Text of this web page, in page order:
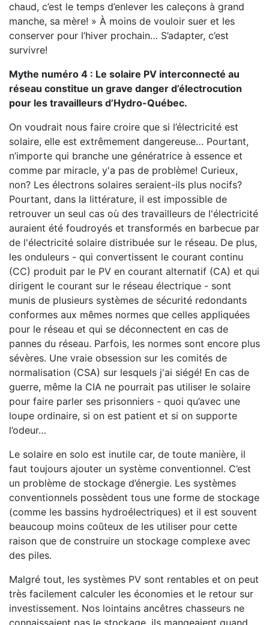
chaud, c’est le temps d’enlever les caleçons à grand
manche, sa mère! » À moins de vouloir suer et les
conserver pour l’hiver prochain… S’adapter, c’est
survivre!
Mythe numéro 4 : Le solaire PV interconnecté au
réseau constitue un grave danger d’électrocution
pour les travailleurs d’Hydro-Québec.
On voudrait nous faire croire que si l’électricité est
solaire, elle est extrêmement dangereuse… Pourtant,
n’importe qui branche une génératrice à essence et
comme par miracle, y'a pas de problème! Curieux,
non? Les électrons solaires seraient-ils plus nocifs?
Pourtant, dans la littérature, il est impossible de
retrouver un seul cas où des travailleurs de l'électricité
auraient été foudroyés et transformés en barbecue par
de l'électricité solaire distribuée sur le réseau. De plus,
les onduleurs - qui convertissent le courant continu
(CC) produit par le PV en courant alternatif (CA) et qui
dirigent le courant sur le réseau électrique - sont
munis de plusieurs systèmes de sécurité redondants
conformes aux mêmes normes que celles appliquées
pour le réseau et qui se déconnectent en cas de
pannes du réseau. Parfois, les normes sont encore plus
sévères. Une vraie obsession sur les comités de
normalisation (CSA) sur lesquels j'ai siégé! En cas de
guerre, même la CIA ne pourrait pas utiliser le solaire
pour faire parler ses prisonniers - quoi qu’avec une
loupe ordinaire, si on est patient et si on supporte
l’odeur…
Le solaire en solo est inutile car, de toute manière, il
faut toujours ajouter un système conventionnel. C’est
un problème de stockage d’énergie. Les systèmes
conventionnels possèdent tous une forme de stockage
(comme les bassins hydroélectriques) et il est souvent
beaucoup moins coûteux de les utiliser pour cette
raison que de construire un stockage complexe avec
des piles.
Malgré tout, les systèmes PV sont rentables et on peut
très facilement calculer les économies et le retour sur
investissement. Nos lointains ancêtres chasseurs ne
connaissaient pas le stockage, ils mangeaient quand